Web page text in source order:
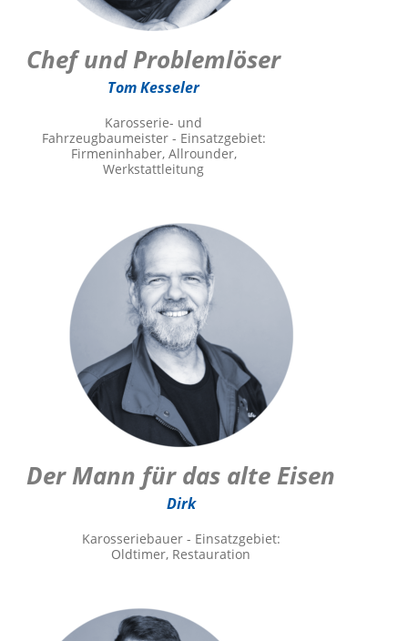
Chef und Problemlöser
Tom Kesseler
Karosserie- und
Fahrzeugbaumeister - Einsatzgebiet:
Firmeninhaber, Allrounder,
Werkstattleitung
Der Mann für das alte Eisen
Dirk
Karosseriebauer - Einsatzgebiet:
Oldtimer, Restauration